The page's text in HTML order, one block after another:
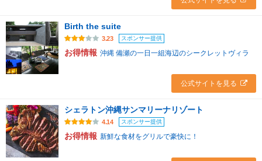
Birth the suite
3.23 スポンサー提供
お得情報 沖縄 備瀬の一日一組海辺のシークレットヴィラ
公式サイトを見る
シェラトン沖縄サンマリーナリゾート
4.14 スポンサー提供
お得情報 新鮮な食材をグリルで豪快に！